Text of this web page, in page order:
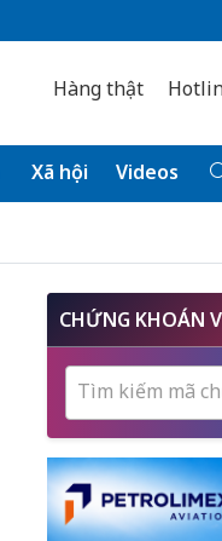
Hàng thật
Xã hội Videos
CHỨNG KHOÁN
Tìm kiếm mã